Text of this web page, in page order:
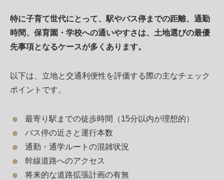
特に子育て世代にとって、駅やバス停までの距離、通勤
時間、保育園・学校への通いやすさは、土地選びの最優
先事項となるケースが多くあります。
以下は、立地と交通利便性を評価する際の主なチェック
ポイントです。
最寄り駅までの徒歩時間（15分以内が理想的）
バス停の近さと運行本数
通勤・通学ルートの混雑状況
幹線道路へのアクセス
将来的な道路拡張計画の有無